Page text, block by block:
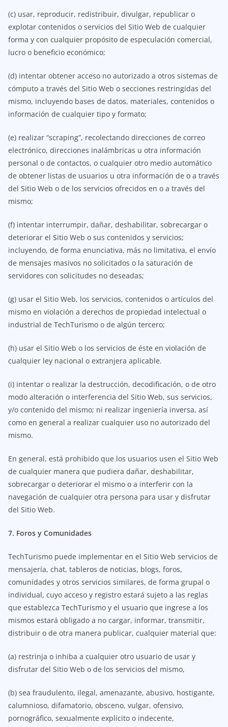
(c) usar, reproducir, redistribuir, divulgar, republicar o
explotar contenidos o servicios del Sitio Web de cualquier
forma y con cualquier propósito de especulación comercial,
lucro o beneficio económico;
(d) intentar obtener acceso no autorizado a otros sistemas de
cómputo a través del Sitio Web o secciones restringidas del
mismo, incluyendo bases de datos, materiales, contenidos o
información de cualquier tipo y formato;
(e) realizar “scraping”, recolectando direcciones de correo
electrónico, direcciones inalámbricas u otra información
personal o de contactos, o cualquier otro medio automático
de obtener listas de usuarios u otra información de o a través
del Sitio Web o de los servicios ofrecidos en o a través del
mismo;
(f) intentar interrumpir, dañar, deshabilitar, sobrecargar o
deteriorar el Sitio Web o sus contenidos y servicios;
incluyendo, de forma enunciativa, más no limitativa, el envío
de mensajes masivos no solicitados o la saturación de
servidores con solicitudes no deseadas;
(g) usar el Sitio Web, los servicios, contenidos o artículos del
mismo en violación a derechos de propiedad intelectual o
industrial de TechTurismo o de algún tercero;
(h) usar el Sitio Web o los servicios de éste en violación de
cualquier ley nacional o extranjera aplicable.
(i) intentar o realizar la destrucción, decodificación, o de otro
modo alteración o interferencia del Sitio Web, sus servicios,
y/o contenido del mismo; ni realizar ingeniería inversa, así
como en general a realizar cualquier uso no autorizado del
mismo.
En general, está prohibido que los usuarios usen el Sitio Web
de cualquier manera que pudiera dañar, deshabilitar,
sobrecargar o deteriorar el mismo o a interferir con la
navegación de cualquier otra persona para usar y disfrutar
del Sitio Web.
7. Foros y Comunidades
TechTurismo puede implementar en el Sitio Web servicios de
mensajería, chat, tableros de noticias, blogs, foros,
comunidades y otros servicios similares, de forma grupal o
individual, cuyo acceso y registro estará sujeto a las reglas
que establezca TechTurismo y el usuario que ingrese a los
mismos estará obligado a no cargar, informar, transmitir,
distribuir o de otra manera publicar, cualquier material que:
(a) restrinja o inhiba a cualquier otro usuario de usar y
disfrutar del Sitio Web o de los servicios del mismo,
(b) sea fraudulento, ilegal, amenazante, abusivo, hostigante,
calumnioso, difamatorio, obsceno, vulgar, ofensivo,
pornográfico, sexualmente explícito o indecente,